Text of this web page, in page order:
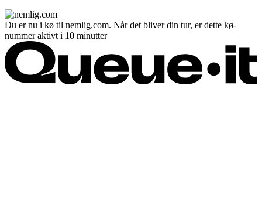
Du er nu i kø til nemlig.com. Når det bliver din tur, er dette kø-
nummer aktivt i 10 minutter